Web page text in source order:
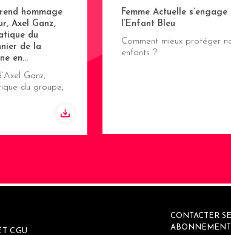
hommage
Axel Ganz,
du
de la
en…
Ganz,
du groupe,
Femme Actuelle s’engage
l’Enfant Bleu
Comment mieux protéger
enfants ?
CGU
CONTACTER